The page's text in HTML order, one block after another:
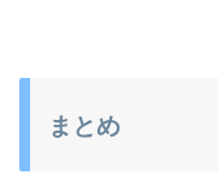
まとめ